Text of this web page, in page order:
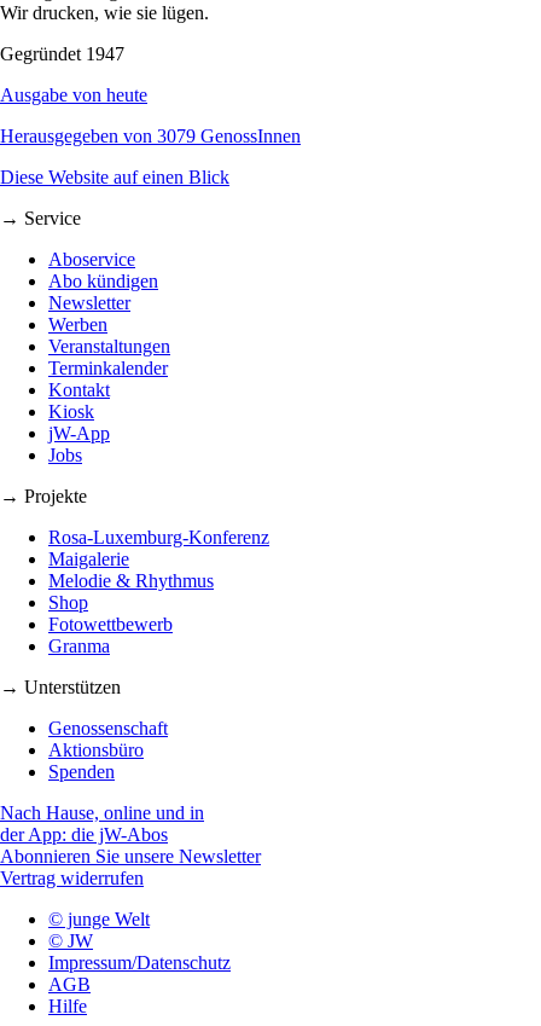
Wir drucken, wie sie lügen.
Gegründet 1947
Ausgabe von heute
Herausgegeben von 3079 GenossInnen
Diese Website auf einen Blick
→ Service
Aboservice
Abo kündigen
Newsletter
Werben
Veranstaltungen
Terminkalender
Kontakt
Kiosk
jW-App
Jobs
→ Projekte
Rosa-Luxemburg-Konferenz
Maigalerie
Melodie & Rhythmus
Shop
Fotowettbewerb
Granma
→ Unterstützen
Genossenschaft
Aktionsbüro
Spenden
Nach Hause, online und in
der App: die jW-Abos
Abonnieren Sie unsere Newsletter
Vertrag widerrufen
© junge Welt
© JW
Impressum/Datenschutz
AGB
Hilfe